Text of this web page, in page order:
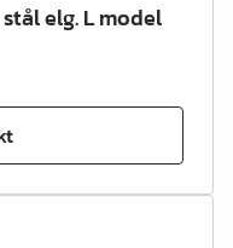
elg. L model